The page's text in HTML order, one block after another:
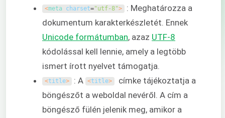
<meta charset="utf-8"> : Meghatározza a
dokumentum karakterkészletét. Ennek
Unicode formátumban, azaz UTF-8
kódolással kell lennie, amely a legtöbb
ismert írott nyelvet támogatja.
<title> : A <title>
címke tájékoztatja a
böngészőt a weboldal nevéről. A cím a
böngésző fülén jelenik meg, amikor a